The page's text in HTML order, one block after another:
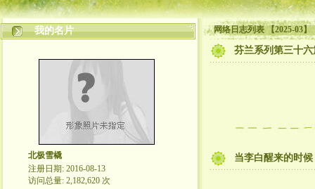
我的名片
北极雪橇
注册日期: 2016-08-13
访问总量: 2,182,620 次
网络日志列表 【2025-03】
芬兰系列第三十
当李白醒来的时候